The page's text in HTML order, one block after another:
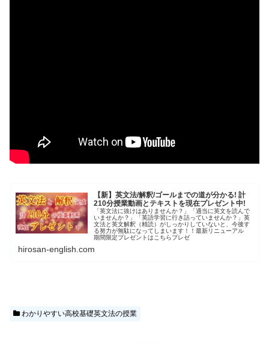
【新】英文法/解釈/ゴールまでの道が分かる! 計
210分授業動画とテキストを現在プレゼント中!
「英文法に抜けはありませんか？」「適当に英文を読んで
いませんか？」「英語学習に行き詰っていませんか？」英
文法と英文解釈（精読）がしっかりしていないと、今後す
る努力が無駄になってしまいます！！最新リニューアル
期間限定プレゼントはこちらプレゼ
hirosan-english.com
わかりやすい高校基礎英文法の授業